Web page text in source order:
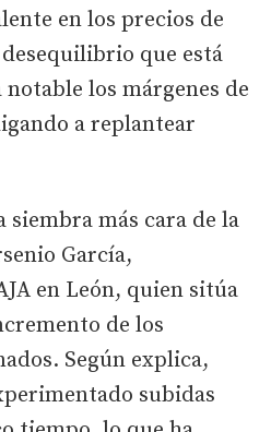
en los precios de
que está
los márgenes de
a replantear
siembra más cara de la
García,
en León, quien sitúa
de los
Según explica,
subidas